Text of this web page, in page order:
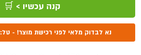
קנה עכשיו > 🛒
נא לבדוק מלאי לפני רכישת מוצר! - טל: 072-250-8882